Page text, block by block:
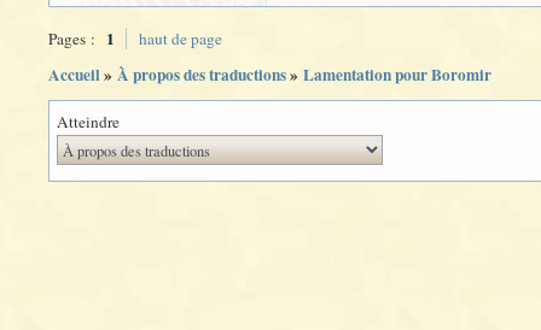
Pages : 1 haut de page
Accueil» À propos des traductions» Lamentation pour Boromir
Atteindre